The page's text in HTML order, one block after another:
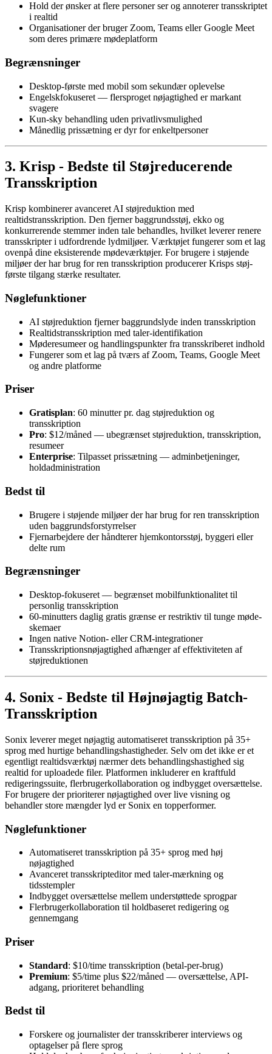
Hold der ønsker at flere personer ser og annoterer transskriptet
i realtid
Organisationer der bruger Zoom, Teams eller Google Meet
som deres primære mødeplatform
Begrænsninger
Desktop-første med mobil som sekundær oplevelse
Engelskfokuseret — flersproget nøjagtighed er markant
svagere
Kun-sky behandling uden privatlivsmulighed
Månedlig prissætning er dyr for enkeltpersoner
3. Krisp - Bedste til Støjreducerende
Transskription
Krisp kombinerer avanceret AI støjreduktion med
realtidstransskription. Den fjerner baggrundsstøj, ekko og
konkurrerende stemmer inden tale behandles, hvilket leverer renere
transskripter i udfordrende lydmiljøer. Værktøjet fungerer som et lag
ovenpå dine eksisterende mødeværktøjer. For brugere i støjende
miljøer der har brug for ren transskription producerer Krisps støj-
første tilgang stærke resultater.
Nøglefunktioner
AI støjreduktion fjerner baggrundslyde inden transskription
Realtidstransskription med taler-identifikation
Møderesumeer og handlingspunkter fra transskriberet indhold
Fungerer som et lag på tværs af Zoom, Teams, Google Meet
og andre platforme
Priser
Gratisplan: 60 minutter pr. dag støjreduktion og
transskription
Pro: $12/måned — ubegrænset støjreduktion, transskription,
resumeer
Enterprise: Tilpasset prissætning — adminbetjeninger,
holdadministration
Bedst til
Brugere i støjende miljøer der har brug for ren transskription
uden baggrundsforstyrrelser
Fjernarbejdere der håndterer hjemkontorsstøj, byggeri eller
delte rum
Begrænsninger
Desktop-fokuseret — begrænset mobilfunktionalitet til
personlig transskription
60-minutters daglig gratis grænse er restriktiv til tunge møde-
skemaer
Ingen native Notion- eller CRM-integrationer
Transskriptionsnøjagtighed afhænger af effektiviteten af
støjreduktionen
4. Sonix - Bedste til Højnøjagtig Batch-
Transskription
Sonix leverer meget nøjagtig automatiseret transskription på 35+
sprog med hurtige behandlingshastigheder. Selv om det ikke er et
egentligt realtidsværktøj nærmer dets behandlingshastighed sig
realtid for uploadede filer. Platformen inkluderer en kraftfuld
redigeringssuite, flerbrugerkollaboration og indbygget oversættelse.
For brugere der prioriterer nøjagtighed over live visning og
behandler store mængder lyd er Sonix en topperformer.
Nøglefunktioner
Automatiseret transskription på 35+ sprog med høj
nøjagtighed
Avanceret transskripteditor med taler-mærkning og
tidsstempler
Indbygget oversættelse mellem understøttede sprogpar
Flerbrugerkollaboration til holdbaseret redigering og
gennemgang
Priser
Standard: $10/time transskription (betal-per-brug)
Premium: $5/time plus $22/måned — oversættelse, API-
adgang, prioriteret behandling
Bedst til
Forskere og journalister der transskriberer interviews og
optagelser på flere sprog